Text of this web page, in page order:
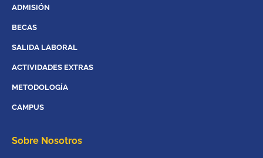
ADMISIÓN
BECAS
SALIDA LABORAL
ACTIVIDADES EXTRAS
METODOLOGÍA
CAMPUS
Sobre Nosotros